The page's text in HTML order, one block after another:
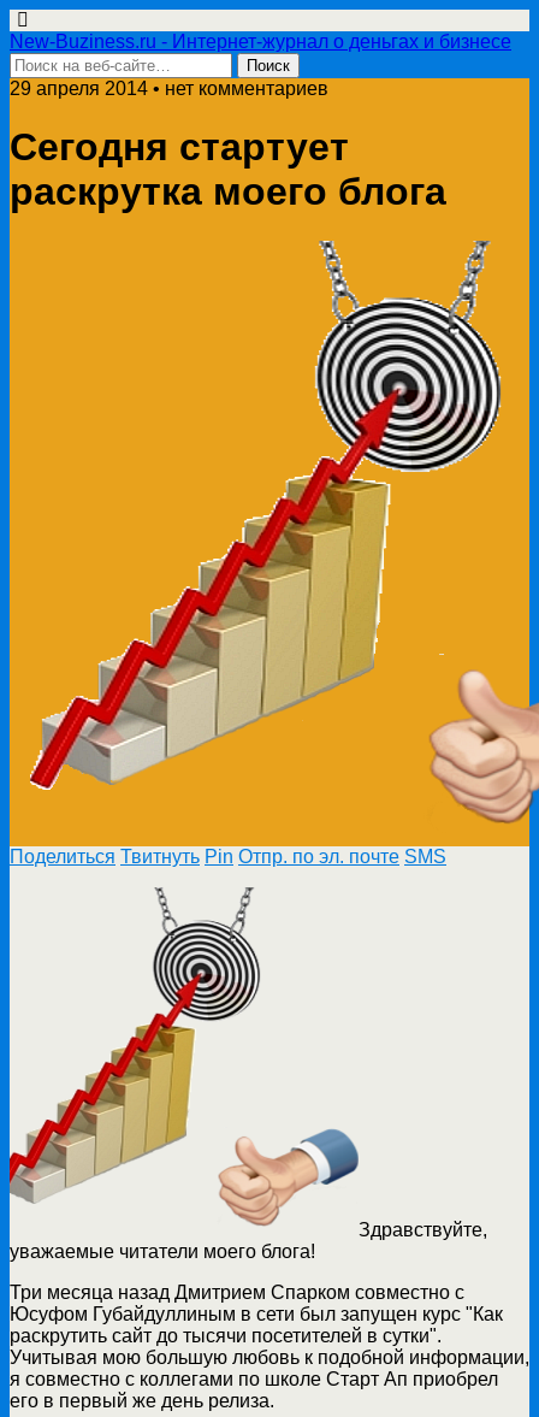
New-Buziness.ru - Интернет-журнал о деньгах и бизнесе
29 апреля 2014 • нет комментариев
Сегодня стартует
раскрутка моего блога
Поделиться Твитнуть Pin Отпр. по эл. почте SMS
Здравствуйте,
уважаемые читатели моего блога!
Три месяца назад Дмитрием Спарком совместно с
Юсуфом Губайдуллиным в сети был запущен курс "Как
раскрутить сайт до тысячи посетителей в сутки".
Учитывая мою большую любовь к подобной информации,
я совместно с коллегами по школе Старт Ап приобрел
его в первый же день релиза.